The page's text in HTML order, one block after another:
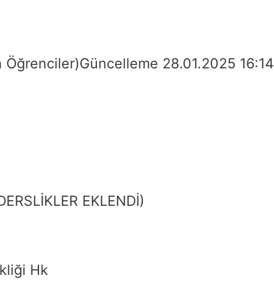
Öğrenciler)Güncelleme 28.01.2025 16:14
EKLENDİ)
Hk